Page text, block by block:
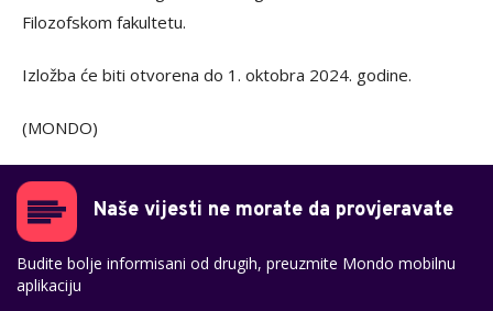
Filozofskom fakultetu.
Izložba će biti otvorena do 1. oktobra 2024. godine.
(MONDO)
Naše vijesti ne morate da provjeravate
Budite bolje informisani od drugih, preuzmite Mondo mobilnu
aplikaciju